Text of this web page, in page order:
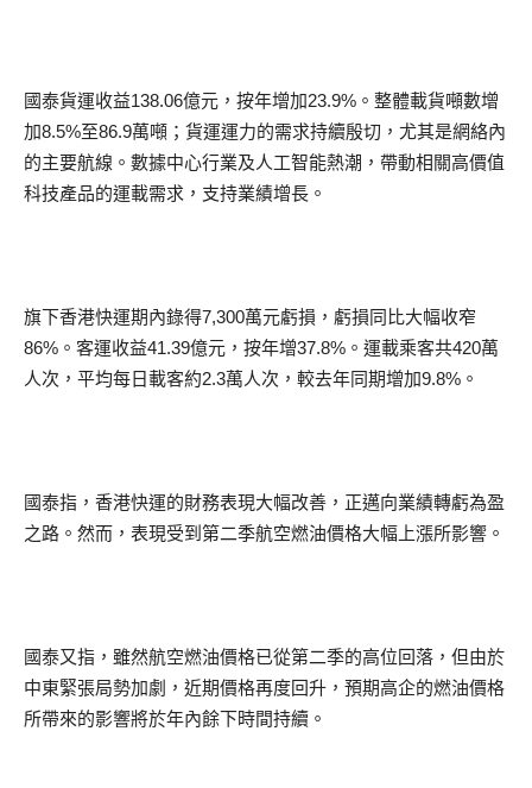
國泰貨運收益138.06億元，按年增加23.9%。整體載貨噸數增
加8.5%至86.9萬噸；貨運運力的需求持續殷切，尤其是網絡內
的主要航線。數據中心行業及人工智能熱潮，帶動相關高價值
科技產品的運載需求，支持業績增長。
旗下香港快運期內錄得7,300萬元虧損，虧損同比大幅收窄
86%。客運收益41.39億元，按年增37.8%。運載乘客共420萬
人次，平均每日載客約2.3萬人次，較去年同期增加9.8%。
國泰指，香港快運的財務表現大幅改善，正邁向業績轉虧為盈
之路。然而，表現受到第二季航空燃油價格大幅上漲所影響。
國泰又指，雖然航空燃油價格已從第二季的高位回落，但由於
中東緊張局勢加劇，近期價格再度回升，預期高企的燃油價格
所帶來的影響將於年內餘下時間持續。